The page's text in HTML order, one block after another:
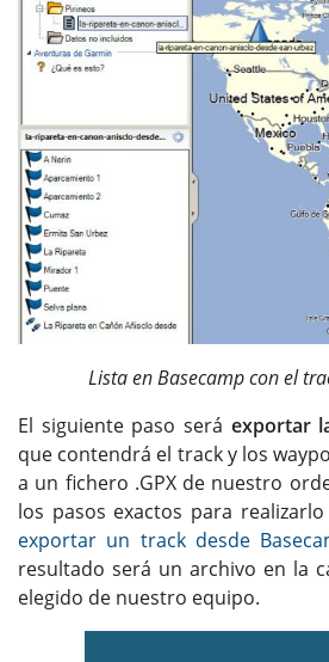
Lista en Basecamp con el
El siguiente paso será exportar
que contendrá el track y los
a un fichero .GPX de nuestro
los pasos exactos para
exportar un track desde
resultado será un archivo en la
elegido de nuestro equipo.